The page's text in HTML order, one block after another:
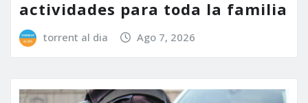
actividades para toda la familia
torrent al dia Ago 7, 2026